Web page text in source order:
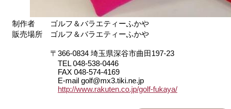
制作者 ゴルフ＆バラエティーふかや
販売場所 ゴルフ＆バラエティーふかや
〒366-0834 埼玉県深谷市曲田197-23
TEL 048-538-0446
FAX 048-574-4169
E-mail golf@mx3.tiki.ne.jp
http://www.rakuten.co.jp/golf-fukaya/